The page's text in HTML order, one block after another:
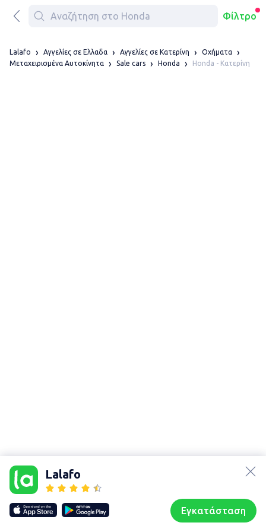
Φίλτρο
Lalafo
Εγκατάσταση
Lalafo Αγγελίες σε Ελλαδα Αγγελίες σε Κατερίνη
Οχήματα
Μεταχειρισμένα Αυτοκίνητα
Sale cars Honda Honda - Κατερίνη
Our websites
lalafo.kg
lalafo.rs
lalafo.pl
Sitemap
τοποθεσίας
Συζητήσεις Προφίλ